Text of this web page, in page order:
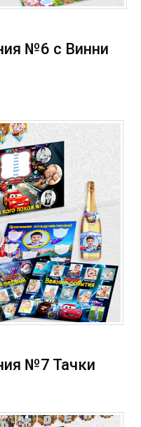
№6 с Винни
№7 Тачки